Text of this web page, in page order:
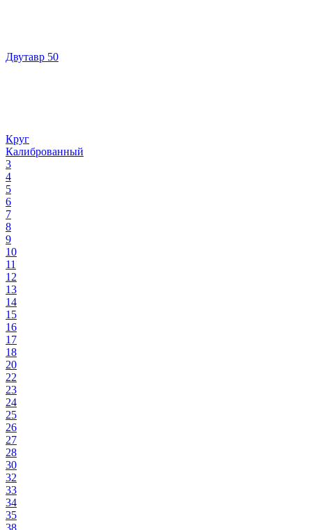
Двутавр 50
Круг
Калиброванный
3
4
5
6
7
8
9
10
11
12
13
14
15
16
17
18
20
22
23
24
25
26
27
28
30
32
33
34
35
38